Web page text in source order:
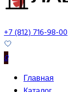
+7 (812) 716-98-00
0
Главная